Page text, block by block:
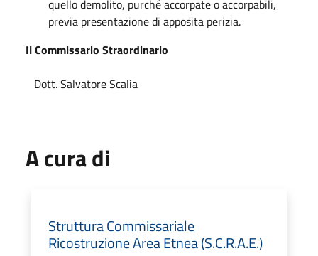
quello demolito, purché accorpate o accorpabili,
previa presentazione di apposita perizia.
Il Commissario Straordinario
Dott. Salvatore Scalia
A cura di
Struttura Commissariale
Ricostruzione Area Etnea (S.C.R.A.E.)